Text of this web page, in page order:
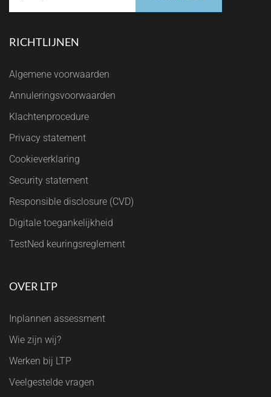
RICHTLIJNEN
Algemene voorwaarden
Annuleringsvoorwaarden
Klachtenprocedure
Privacy statement
Cookieverklaring
Security statement
Responsible disclosure (CVD)
Digitale toegankelijkheid
TestNed keuringsreglement
OVER LTP
Inplannen assessment
Wie zijn wij?
Werken bij LTP
Veelgestelde vragen